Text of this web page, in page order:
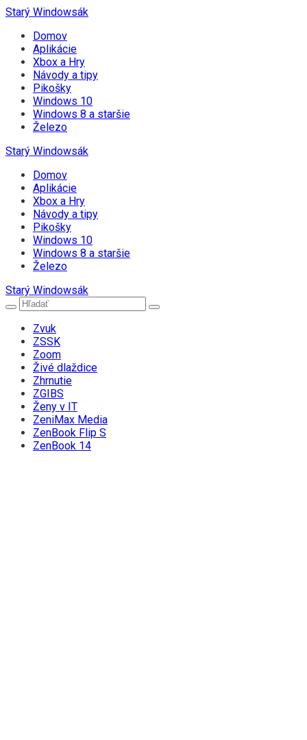
Starý Windowsák
Domov
Aplikácie
Xbox a Hry
Návody a tipy
Pikošky
Windows 10
Windows 8 a staršie
Železo
Starý Windowsák
Domov
Aplikácie
Xbox a Hry
Návody a tipy
Pikošky
Windows 10
Windows 8 a staršie
Železo
Starý Windowsák
Zvuk
ZSSK
Zoom
Živé dlaždice
Zhrnutie
ZGIBS
Ženy v IT
ZeniMax Media
ZenBook Flip S
ZenBook 14